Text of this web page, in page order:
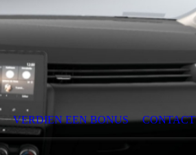
VERDIEN EEN BONUS CONTACT